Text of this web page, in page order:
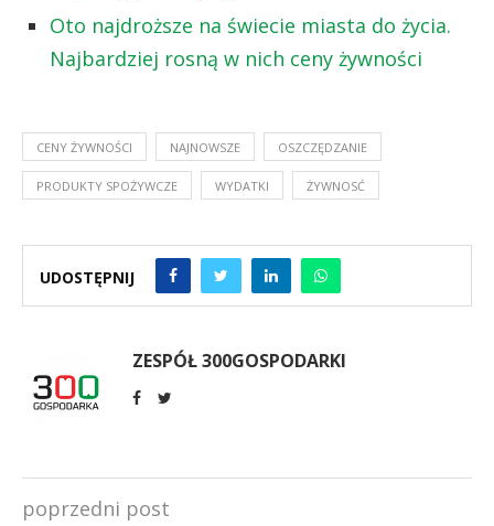
Oto najdroższe na świecie miasta do życia.
Najbardziej rosną w nich ceny żywności
CENY ŻYWNOŚCI NAJNOWSZE OSZCZĘDZANIE
PRODUKTY SPOŻYWCZE WYDATKI ŻYWNOSĆ
UDOSTĘPNIJ
ZESPÓŁ 300GOSPODARKI
poprzedni post